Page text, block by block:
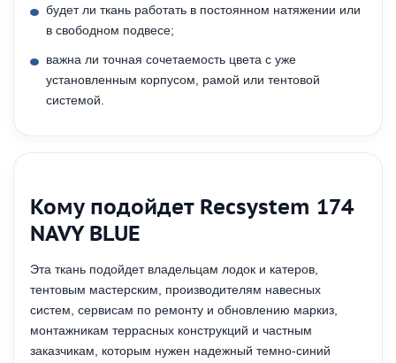
будет ли ткань работать в постоянном натяжении или
в свободном подвесе;
важна ли точная сочетаемость цвета с уже
установленным корпусом, рамой или тентовой
системой.
Кому подойдет Recsystem 174
NAVY BLUE
Эта ткань подойдет владельцам лодок и катеров,
тентовым мастерским, производителям навесных
систем, сервисам по ремонту и обновлению маркиз,
монтажникам террасных конструкций и частным
заказчикам, которым нужен надежный темно-синий